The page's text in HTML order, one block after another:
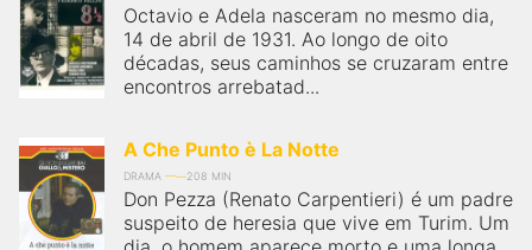
Octavio e Adela nasceram no mesmo dia,
14 de abril de 1931. Ao longo de oito
décadas, seus caminhos se cruzaram entre
encontros arrebatad...
A Che Punto è La Notte
DRAMA 208 MIN
Don Pezza (Renato Carpentieri) é um padre
suspeito de heresia que vive em Turim. Um